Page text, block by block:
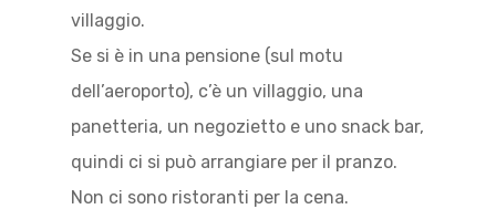
villaggio.
Se si è in una pensione (sul motu
dell’aeroporto), c’è un villaggio, una
panetteria, un negozietto e uno snack bar,
quindi ci si può arrangiare per il pranzo.
Non ci sono ristoranti per la cena.